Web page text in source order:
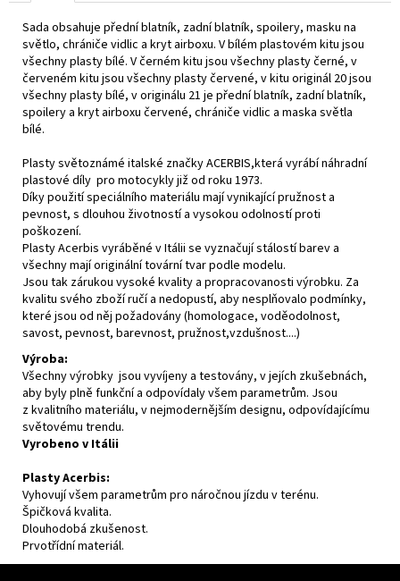
Sada obsahuje přední blatník, zadní blatník, spoilery, masku na
světlo, chrániče vidlic a kryt airboxu. V bílém plastovém kitu jsou
všechny plasty bílé. V černém kitu jsou všechny plasty černé, v
červeném kitu jsou všechny plasty červené, v kitu originál 20 jsou
všechny plasty bílé, v originálu 21 je přední blatník, zadní blatník,
spoilery a kryt airboxu červené, chrániče vidlic a maska světla
bílé.
Plasty světoznámé italské značky ACERBIS,která vyrábí náhradní
plastové díly pro motocykly již od roku 1973.
Díky použití speciálního materiálu mají vynikající pružnost a
pevnost, s dlouhou životností a vysokou odolností proti
poškození.
Plasty Acerbis vyráběné v Itálii se vyznačují stálostí barev a
všechny mají originální tovární tvar podle modelu.
Jsou tak zárukou vysoké kvality a propracovanosti výrobku. Za
kvalitu svého zboží ručí a nedopustí, aby nesplňovalo podmínky,
které jsou od něj požadovány (homologace, voděodolnost,
savost, pevnost, barevnost, pružnost,vzdušnost....)
Výroba:
Všechny výrobky jsou vyvíjeny a testovány, v jejích zkušebnách,
aby byly plně funkční a odpovídaly všem parametrům. Jsou
z kvalitního materiálu, v nejmodernějším designu, odpovídajícímu
světovému trendu.
Vyrobeno v Itálii
Plasty Acerbis:
Vyhovují všem parametrům pro náročnou jízdu v terénu.
Špičková kvalita.
Dlouhodobá zkušenost.
Prvotřídní materiál.